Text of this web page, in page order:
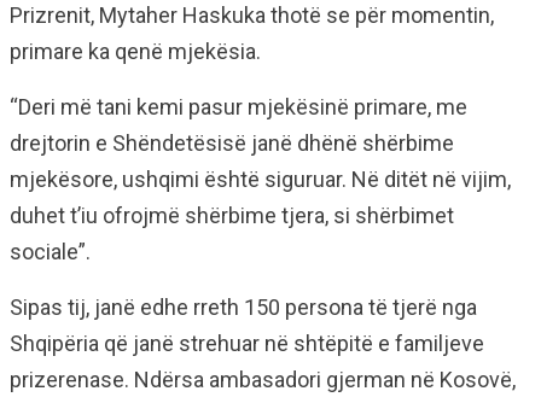
Prizrenit, Mytaher Haskuka thotë se për momentin,
primare ka qenë mjekësia.
“Deri më tani kemi pasur mjekësinë primare, me
drejtorin e Shëndetësisë janë dhënë shërbime
mjekësore, ushqimi është siguruar. Në ditët në vijim,
duhet t’iu ofrojmë shërbime tjera, si shërbimet
sociale”.
Sipas tij, janë edhe rreth 150 persona të tjerë nga
Shqipëria që janë strehuar në shtëpitë e familjeve
prizerenase. Ndërsa ambasadori gjerman në Kosovë,